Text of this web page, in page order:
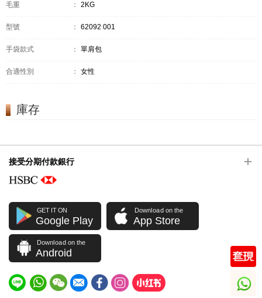
毛重 ： 2KG
型號 ： 62092 001
手袋款式 ： 單肩包
合適性別 ： 女性
庫存
接受分期付款銀行
GET IT ON
Google Play
Download on the
App Store
Download on the
Android